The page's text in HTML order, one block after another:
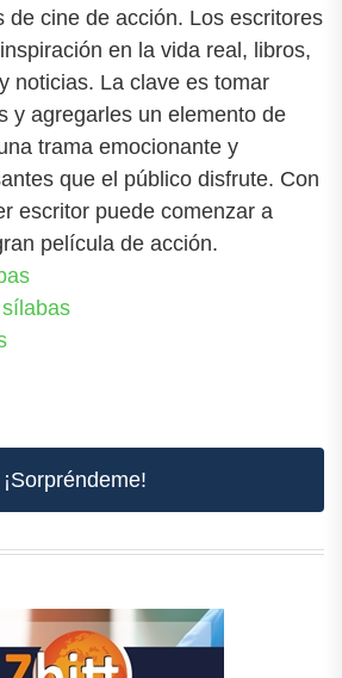
de cine de acción. Los escritores
en la vida real, libros,
noticias. La clave es tomar
y agregarles un elemento de
trama emocionante y
que el público disfrute. Con
escritor puede comenzar a
película de acción.
¡Sorpréndeme!